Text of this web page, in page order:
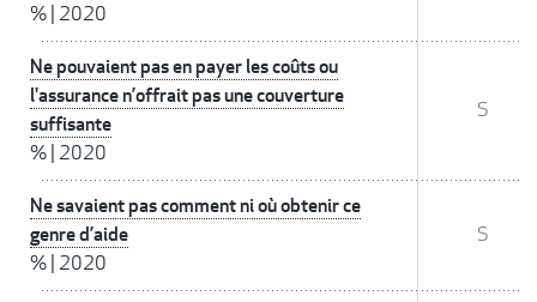
% 2020
Ne pouvaient pas en payer les coûts ou
l'assurance n’offrait pas une couverture
suffisante
% 2020
S
Ne savaient pas comment ni où obtenir ce
genre d’aide
% 2020
S